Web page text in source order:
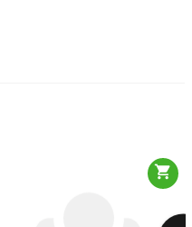
shopping_cart